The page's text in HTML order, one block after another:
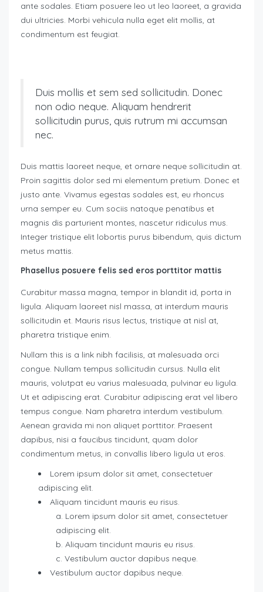
ante sodales. Etiam posuere leo ut leo laoreet, a gravida
dui ultricies. Morbi vehicula nulla eget elit mollis, at
condimentum est feugiat.
Duis mollis et sem sed sollicitudin. Donec
non odio neque. Aliquam hendrerit
sollicitudin purus, quis rutrum mi accumsan
nec.
Duis mattis laoreet neque, et ornare neque sollicitudin at.
Proin sagittis dolor sed mi elementum pretium. Donec et
justo ante. Vivamus egestas sodales est, eu rhoncus
urna semper eu. Cum sociis natoque penatibus et
magnis dis parturient montes, nascetur ridiculus mus.
Integer tristique elit lobortis purus bibendum, quis dictum
metus mattis.
Phasellus posuere felis sed eros porttitor mattis
Curabitur massa magna, tempor in blandit id, porta in
ligula. Aliquam laoreet nisl massa, at interdum mauris
sollicitudin et. Mauris risus lectus, tristique at nisl at,
pharetra tristique enim.
Nullam this is a link nibh facilisis, at malesuada orci
congue. Nullam tempus sollicitudin cursus. Nulla elit
mauris, volutpat eu varius malesuada, pulvinar eu ligula.
Ut et adipiscing erat. Curabitur adipiscing erat vel libero
tempus congue. Nam pharetra interdum vestibulum.
Aenean gravida mi non aliquet porttitor. Praesent
dapibus, nisi a faucibus tincidunt, quam dolor
condimentum metus, in convallis libero ligula ut eros.
Lorem ipsum dolor sit amet, consectetuer
adipiscing elit.
Aliquam tincidunt mauris eu risus.
Lorem ipsum dolor sit amet, consectetuer
adipiscing elit.
Aliquam tincidunt mauris eu risus.
Vestibulum auctor dapibus neque.
Vestibulum auctor dapibus neque.